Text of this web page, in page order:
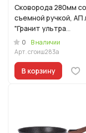
Сковорода 280мм со
съемной ручкой, АП
"Гранит ультра
индукционная"
(Оригинальный)
0
В наличии
Арт.сгоиш283а
В корзину